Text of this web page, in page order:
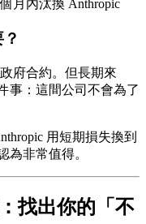
月內汰換 Anthropic
府合約。但長期來
事：這間公司不會為了
用短期損失換到
為非常值得。
找出你的「不